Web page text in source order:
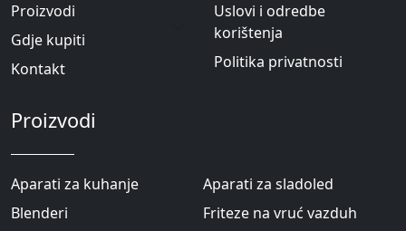
Proizvodi
Gdje kupiti
Kontakt
Uslovi i odredbe
korištenja
Politika privatnosti
Proizvodi
Aparati za kuhanje
Aparati za sladoled
Blenderi
Friteze na vruć vazduh